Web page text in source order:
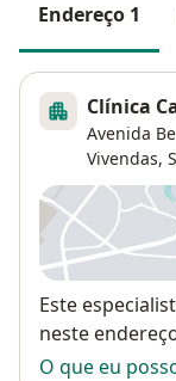
Endereço 1
Clínica
Avenida
Vivendas,
Este
neste
O que eu